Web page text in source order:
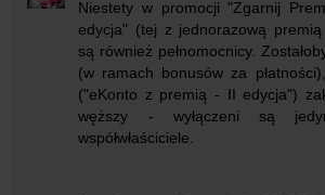
Niestety w promocji "Zgarnij
edycja" (tej z jednorazową premią
są również pełnomocnicy.
(w ramach bonusów za
("eKonto z premią - II edycja")
węższy - wyłączeni są
współwłaściciele.